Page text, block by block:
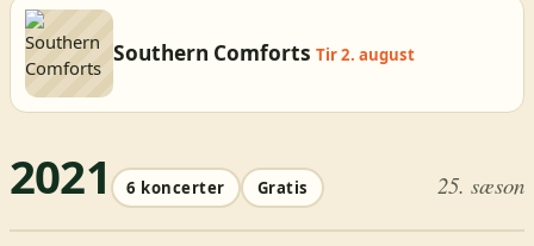
Southern Comforts Tir 2. august
2021 6 koncerter Gratis 25. sæson